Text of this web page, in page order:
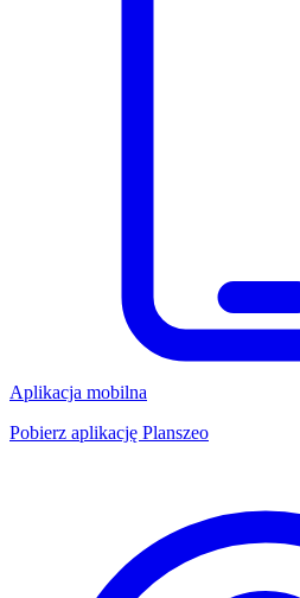
Aplikacja mobilna
Pobierz aplikację Planszeo